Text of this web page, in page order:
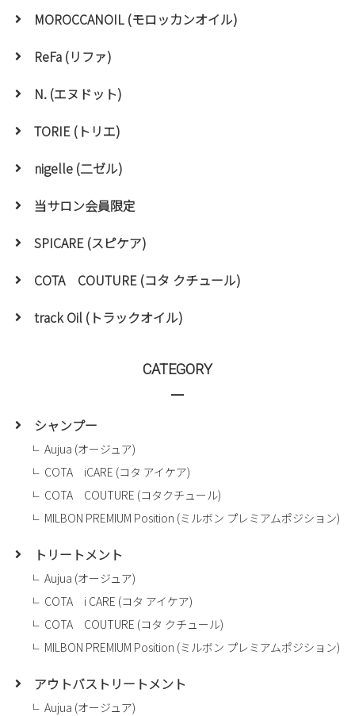
MOROCCANOIL (モロッカンオイル)
ReFa (リファ)
N. (エヌドット)
TORIE (トリエ)
nigelle (二ゼル)
当サロン会員限定
SPICARE (スピケア)
COTA COUTURE (コタ クチュール)
track Oil (トラックオイル)
CATEGORY
シャンプー
Aujua (オージュア)
COTA iCARE (コタ アイケア)
COTA COUTURE (コタクチュール)
MILBON PREMIUM Position (ミルボン プレミアムポジション)
トリートメント
Aujua (オージュア)
COTA i CARE (コタ アイケア)
COTA COUTURE (コタ クチュール)
MILBON PREMIUM Position (ミルボン プレミアムポジション)
アウトバストリートメント
Aujua (オージュア)